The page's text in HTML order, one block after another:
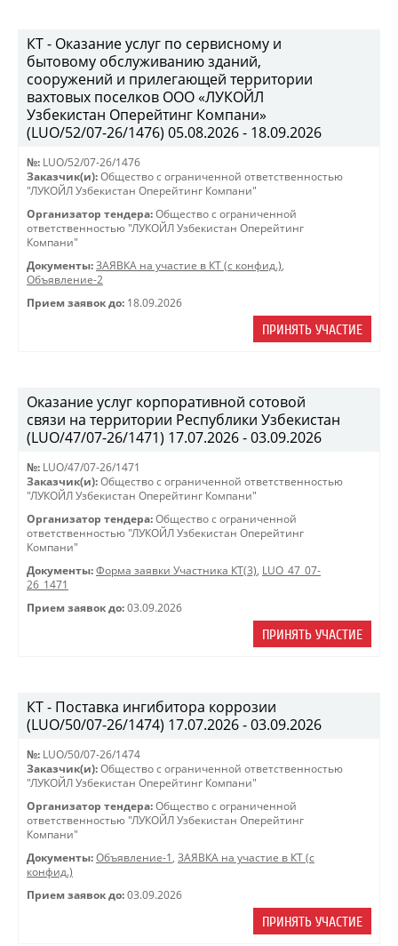
КТ - Оказание услуг по сервисному и
бытовому обслуживанию зданий,
сооружений и прилегающей территории
вахтовых поселков ООО «ЛУКОЙЛ
Узбекистан Оперейтинг Компани»
(LUO/52/07-26/1476) 05.08.2026 - 18.09.2026
№: LUO/52/07-26/1476
Заказчик(и): Общество с ограниченной ответственностью
"ЛУКОЙЛ Узбекистан Оперейтинг Компани"
Организатор тендера: Общество с ограниченной
ответственностью "ЛУКОЙЛ Узбекистан Оперейтинг
Компани"
Документы: ЗАЯВКА на участие в КТ (с конфид.),
Объявление-2
Прием заявок до: 18.09.2026
ПРИНЯТЬ УЧАСТИЕ
Оказание услуг корпоративной сотовой
связи на территории Республики Узбекистан
(LUO/47/07-26/1471) 17.07.2026 - 03.09.2026
№: LUO/47/07-26/1471
Заказчик(и): Общество с ограниченной ответственностью
"ЛУКОЙЛ Узбекистан Оперейтинг Компани"
Организатор тендера: Общество с ограниченной
ответственностью "ЛУКОЙЛ Узбекистан Оперейтинг
Компани"
Документы: Форма заявки Участника КТ(3), LUO_47_07-
26_1471
Прием заявок до: 03.09.2026
ПРИНЯТЬ УЧАСТИЕ
КТ - Поставка ингибитора коррозии
(LUO/50/07-26/1474) 17.07.2026 - 03.09.2026
№: LUO/50/07-26/1474
Заказчик(и): Общество с ограниченной ответственностью
"ЛУКОЙЛ Узбекистан Оперейтинг Компани"
Организатор тендера: Общество с ограниченной
ответственностью "ЛУКОЙЛ Узбекистан Оперейтинг
Компани"
Документы: Объявление-1 , ЗАЯВКА на участие в КТ (с
конфид.)
Прием заявок до: 03.09.2026
ПРИНЯТЬ УЧАСТИЕ